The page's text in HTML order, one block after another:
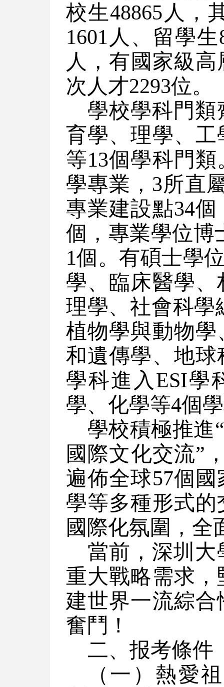
校生48865人，
1601人、留學
人，有國家級
次人才2293位。
學校學科門
育學、理學、
等13個學科門
學專業，3所直
專業建設點34
個，專業學位博
1個。有碩士學
學、臨床醫學
理學、社會科學
植物學與動物
和遺傳學、地
學科進入ESI學
學、化學等4個
學校積極推進
國際文化交流”
遍佈全球57個
學等多種形式
國際化氛圍，全
當前，深圳
重大戰略需求
建世界一流綜
奮鬥！
二、报考條件
（一）熱愛